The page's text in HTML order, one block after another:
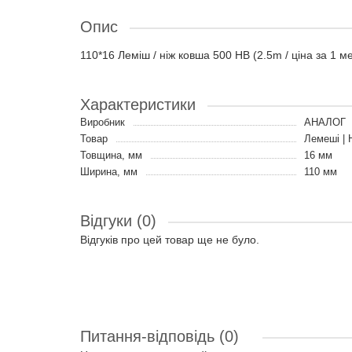
Опис
110*16 Леміш / ніж ковша 500 HB (2.5m / ціна за 1
Характеристики
Виробник
АНАЛОГ
Товар
Лемеші |
Товщина, мм
16 мм
Ширина, мм
110 мм
Відгуки (0)
Відгуків про цей товар ще не було.
Питання-відповідь (0)